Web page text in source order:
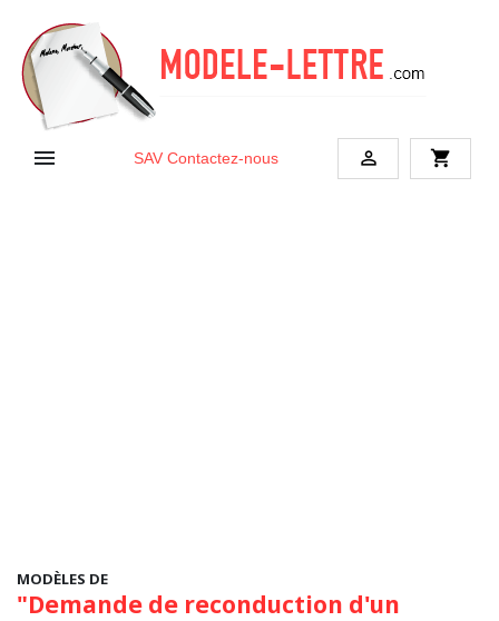
 SAV Contactez-nous  shopping_cart
MODÈLES DE
"Demande de reconduction d'un